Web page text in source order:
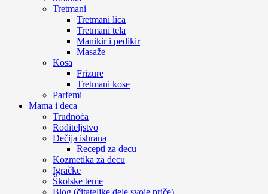
Tretmani
Tretmani lica
Tretmani tela
Manikir i pedikir
Masaže
Kosa
Frizure
Tretmani kose
Parfemi
Mama i deca
Trudnoća
Roditeljstvo
Dečija ishrana
Recepti za decu
Kozmetika za decu
Igračke
Školske teme
Blog (čitateljke dele svoje priče)